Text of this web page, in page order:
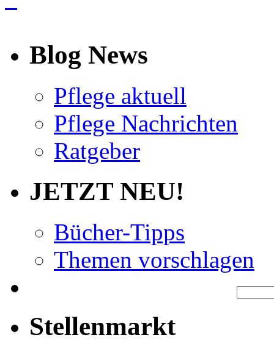
Blog News
Pflege aktuell
Pflege Nachrichten
Ratgeber
JETZT NEU!
Bücher-Tipps
Themen vorschlagen
Stellenmarkt